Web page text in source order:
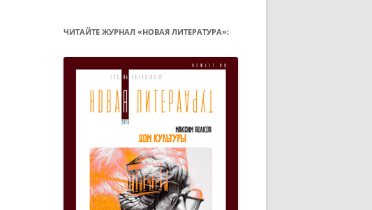
ЧИТАЙТЕ ЖУРНАЛ «НОВАЯ ЛИТЕРАТУРА»: